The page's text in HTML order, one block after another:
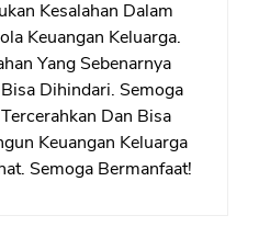
Kesalahan Dalam
Keuangan Keluarga.
Yang Sebenarnya
Dihindari. Semoga
Dan Bisa
Keuangan Keluarga
Semoga Bermanfaat!